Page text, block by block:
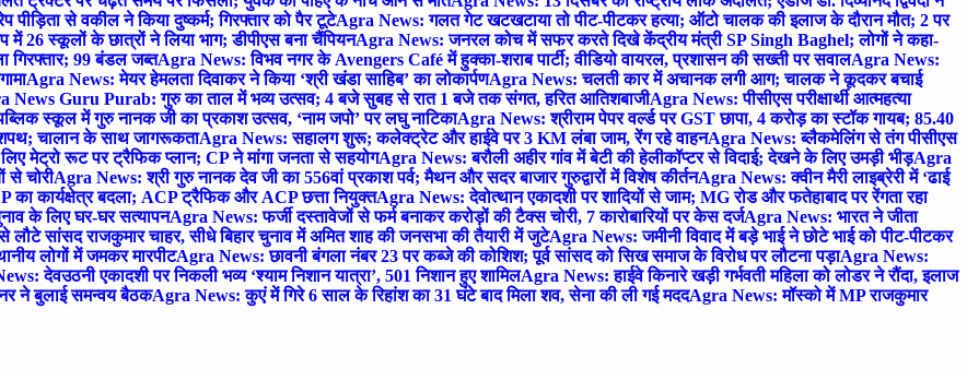
से वकील ने किया दुष्कर्म; गिरफ्तार को पैर टूटेAgra News: गलत गेट खटखटाया तो पीट-पीटकर हत्या; ऑटो चालक की इलाज के दौरान मौत; 2 पर
26 स्कूलों के छात्रों ने लिया भाग; डीपीएस बना चैंपियनAgra News: जनरल कोच में सफर करते दिखे केंद्रीय मंत्री SP Singh Baghel; लोगों ने कहा-
गिरफ्तार; 99 बंडल जब्तAgra News: विभव नगर के Avengers Café में हुक्का-शराब पार्टी; वीडियो वायरल, प्रशासन की सख्ती पर सवालAgra News:
Agra News: मेयर हेमलता दिवाकर ने किया ‘श्री खंडा साहिब’ का लोकार्पणAgra News: चलती कार में अचानक लगी आग; चालक ने कूदकर बचाई
News Guru Purab: गुरु का ताल में भव्य उत्सव; 4 बजे सुबह से रात 1 बजे तक संगत, हरित आतिशबाजीAgra News: पीसीएस परीक्षार्थी आत्महत्या
स्कूल में गुरु नानक जी का प्रकाश उत्सव, ‘नाम जपो’ पर लघु नाटिकाAgra News: श्रीराम पेपर वर्ल्ड पर GST छापा, 4 करोड़ का स्टॉक गायब; 85.40
शपथ; चालान के साथ जागरूकताAgra News: सहालग शुरू; कलेक्ट्रेट और हाईवे पर 3 KM लंबा जाम, रेंग रहे वाहनAgra News: ब्लैकमेलिंग से तंग पीसीएस
मेट्रो रूट पर ट्रैफिक प्लान; CP ने मांगा जनता से सहयोगAgra News: बरौली अहीर गांव में बेटी की हेलीकॉप्टर से विदाई; देखने के लिए उमड़ी भीड़Agra
से चोरीAgra News: श्री गुरु नानक देव जी का 556वां प्रकाश पर्व; मैथन और सदर बाजार गुरुद्वारों में विशेष कीर्तनAgra News: क्वीन मैरी लाइब्रेरी में ‘ढाई
का कार्यक्षेत्र बदला; ACP ट्रैफिक और ACP छत्ता नियुक्तAgra News: देवोत्थान एकादशी पर शादियों से जाम; MG रोड और फतेहाबाद पर रेंगता रहा
के लिए घर-घर सत्यापनAgra News: फर्जी दस्तावेजों से फर्म बनाकर करोड़ों की टैक्स चोरी, 7 कारोबारियों पर केस दर्जAgra News: भारत ने जीता
लौटे सांसद राजकुमार चाहर, सीधे बिहार चुनाव में अमित शाह की जनसभा की तैयारी में जुटेAgra News: जमीनी विवाद में बड़े भाई ने छोटे भाई को पीट-पीटकर
लोगों में जमकर मारपीटAgra News: छावनी बंगला नंबर 23 पर कब्जे की कोशिश; पूर्व सांसद को सिख समाज के विरोध पर लौटना पड़ाAgra News:
देवउठनी एकादशी पर निकली भव्य ‘श्याम निशान यात्रा’, 501 निशान हुए शामिलAgra News: हाईवे किनारे खड़ी गर्भवती महिला को लोडर ने रौंदा, इलाज
ने बुलाई समन्वय बैठकAgra News: कुएं में गिरे 6 साल के रिहांश का 31 घंटे बाद मिला शव, सेना की ली गई मददAgra News: मॉस्को में MP राजकुमार